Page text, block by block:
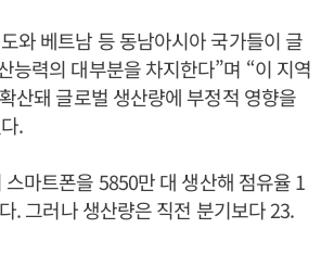
와 베트남 등 동남아시아 국가들이 글
능력의 대부분을 차지한다”며 “이 지역
산돼 글로벌 생산량에 부정적 영향을
.
마트폰을 5850만 대 생산해 점유율 1
. 그러나 생산량은 직전 분기보다 23.